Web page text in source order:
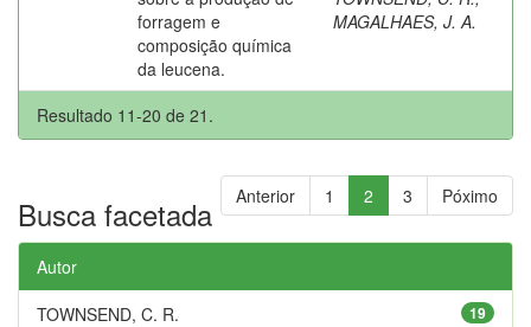
forragem e
composição química
da leucena.
MAGALHAES, J. A.
Resultado 11-20 de 21.
Anterior 1 2 3 Póximo
Busca facetada
Autor
19
TOWNSEND, C. R.